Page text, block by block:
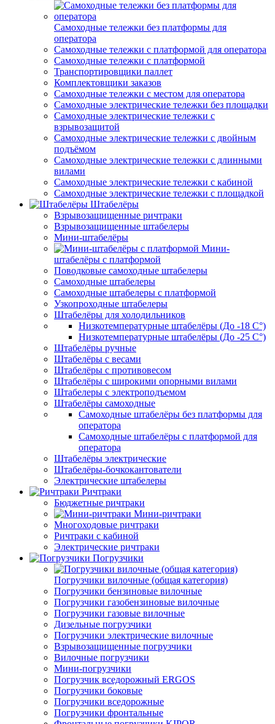
Самоходные тележки без платформы для
оператора
Самоходные тележки с платформой для оператора
Самоходные тележки с платформой
Транспортировщики паллет
Комплектовщики заказов
Самоходные тележки с местом для оператора
Самоходные электрические тележки без площадки
Самоходные электрические тележки с
взрывозащитой
Самоходные электрические тележки с двойным
подъёмом
Самоходные электрические тележки с длинными
вилами
Самоходные электрические тележки с кабиной
Самоходные электрические тележки с площадкой
Штабелёры
Взрывозащищенные ричтраки
Взрывозащищенные штабелеры
Мини-штабелёры
Мини-
штабелёры с платформой
Поводковые самоходные штабелеры
Самоходные штабелеры
Самоходные штабелеры с платформой
Узкопроходные штабелеры
Штабелёры для холодильников
Низкотемпературные штабелёры (До -18 C°)
Низкотемпературные штабелёры (До -25 C°)
Штабелёры ручные
Штабелёры с весами
Штабелёры с противовесом
Штабелёры с широкими опорными вилами
Штабелеры с электроподъемом
Штабелёры самоходные
Самоходные штабелёры без платформы для
оператора
Самоходные штабелёры с платформой для
оператора
Штабелёры электрические
Штабелёры-бочкокантователи
Электрические штабелеры
Ричтраки
Бюджетные ричтраки
Мини-ричтраки
Многоходовые ричтраки
Ричтраки с кабиной
Электрические ричтраки
Погрузчики
Погрузчики вилочные (общая категория)
Погрузчики бензиновые вилочные
Погрузчики газобензиновые вилочные
Погрузчики газовые вилочные
Дизельные погрузчики
Погрузчики электрические вилочные
Взрывозащищенные погрузчики
Вилочные погрузчики
Мини-погрузчики
Погрузчик вседорожный ERGOS
Погрузчики боковые
Погрузчики вседорожные
Погрузчики фронтальные